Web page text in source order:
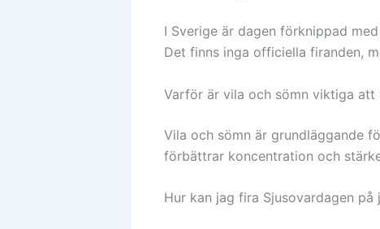
I Sverige är dagen förknippad
Det finns inga officiella firanden,
Varför är vila och sömn viktiga att
Vila och sömn är grundläggande
förbättrar koncentration och
Hur kan jag fira Sjusovardagen